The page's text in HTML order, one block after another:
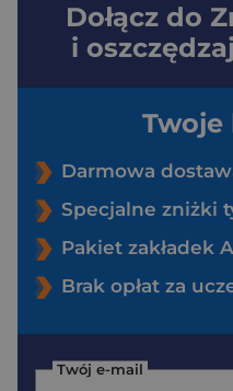
Dołącz do
i
Twoje
Darmowa
Specjalne zniżki
Pakiet zakładek
Brak opłat za
Twój e-mail